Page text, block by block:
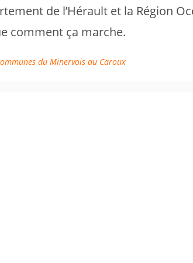
de l’Hérault et la Région
comment ça marche.
du Minervois au Caroux